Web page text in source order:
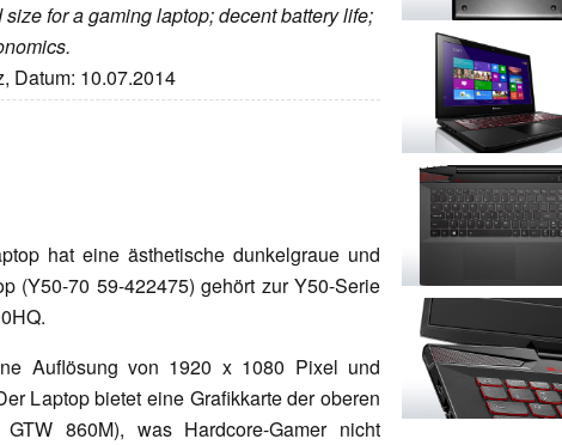
for a gaming laptop; decent battery life;
Datum: 10.07.2014
hat eine ästhetische dunkelgraue und
(Y50-70 59-422475) gehört zur Y50-Serie
Auflösung von 1920 x 1080 Pixel und
Laptop bietet eine Grafikkarte der oberen
860M), was Hardcore-Gamer nicht